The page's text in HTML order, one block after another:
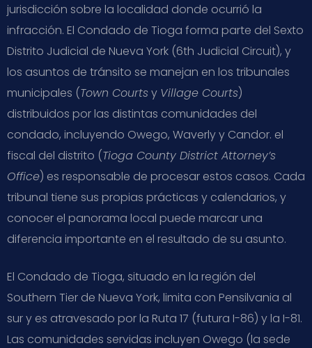
jurisdicción sobre la localidad donde ocurrió la
infracción. El Condado de Tioga forma parte del Sexto
Distrito Judicial de Nueva York (6th Judicial Circuit), y
los asuntos de tránsito se manejan en los tribunales
municipales (Town Courtsy Village Courts)
distribuidos por las distintas comunidades del
condado, incluyendo Owego, Waverly y Candor. el
fiscal del distrito (Tioga County District Attorney’s
Office) es responsable de procesar estos casos. Cada
tribunal tiene sus propias prácticas y calendarios, y
conocer el panorama local puede marcar una
diferencia importante en el resultado de su asunto.
El Condado de Tioga, situado en la región del
Southern Tier de Nueva York, limita con Pensilvania al
sur y es atravesado por la Ruta 17 (futura I-86) y la I-81.
Las comunidades servidas incluyen Owego (la sede